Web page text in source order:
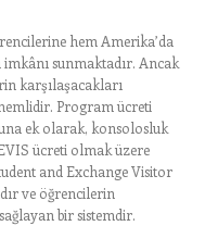
hem Amerika’da
sunmaktadır. Ancak
karşılaşacakları
Program ücreti
ek olarak, konsolosluk
ücreti olmak üzere
and Exchange Visitor
ve öğrencilerin
bir sistemdir.